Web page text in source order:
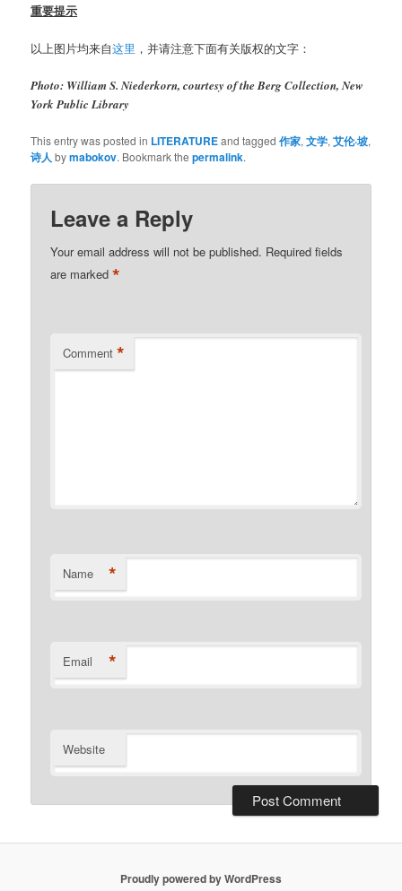
重要提示
以上图片均来自这里 ，并请注意下面有关版权的文字：
Photo: William S. Niederkorn, courtesy of the Berg Collection, New
York Public Library
This entry was posted in LITERATUREand tagged作家,文学,艾伦·坡,
诗人 bymabokov. Bookmark thepermalink.
Leave a Reply
Your email address will not be published. Required fields
are marked*
Comment *
Name *
Email *
Website
Proudly powered by WordPress